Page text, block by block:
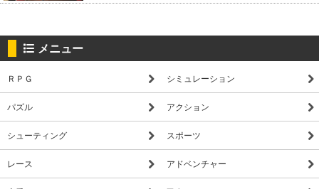
メニュー
ＲＰＧ シミュレーション
パズル アクション
シューティング スポーツ
レース アドベンチャー